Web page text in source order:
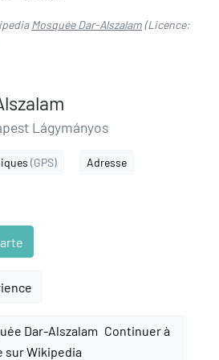
Mosquée Dar-Alszalam(Licence:
Lágymányos
(GPS) Adresse
Continuer à
sur Wikipedia